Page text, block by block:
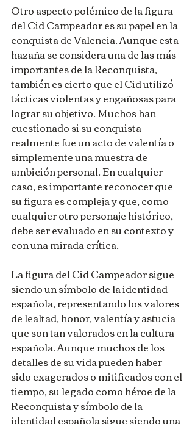
Otro aspecto polémico de la figura
del Cid Campeador es su papel en la
conquista de Valencia. Aunque esta
hazaña se considera una de las más
importantes de la Reconquista,
también es cierto que el Cid utilizó
tácticas violentas y engañosas para
lograr su objetivo. Muchos han
cuestionado si su conquista
realmente fue un acto de valentía o
simplemente una muestra de
ambición personal. En cualquier
caso, es importante reconocer que
su figura es compleja y que, como
cualquier otro personaje histórico,
debe ser evaluado en su contexto y
con una mirada crítica.
La figura del Cid Campeador sigue
siendo un símbolo de la identidad
española, representando los valores
de lealtad, honor, valentía y astucia
que son tan valorados en la cultura
española. Aunque muchos de los
detalles de su vida pueden haber
sido exagerados o mitificados con el
tiempo, su legado como héroe de la
Reconquista y símbolo de la
identidad española sigue siendo una